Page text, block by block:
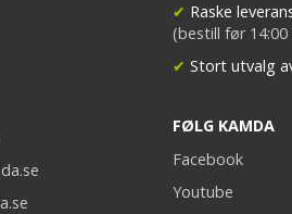
✔ Raske
(bestill før
✔ Stort utvalg
FØLG KAMDA
Facebook
Youtube